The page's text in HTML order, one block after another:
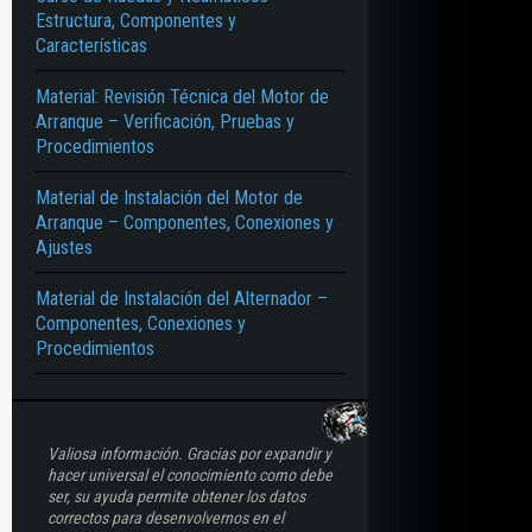
Estructura, Componentes y
Características
Material: Revisión Técnica del Motor de
Arranque – Verificación, Pruebas y
Procedimientos
Material de Instalación del Motor de
Arranque – Componentes, Conexiones y
Ajustes
Material de Instalación del Alternador –
Componentes, Conexiones y
Procedimientos
Valiosa información. Gracias por expandir y
hacer universal el conocimiento como debe
ser, su ayuda permite obtener los datos
correctos para desenvolvernos en el